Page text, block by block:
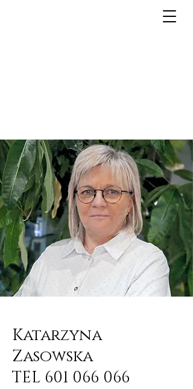
Katarzyna
Zasowska
TEL 601 066 066